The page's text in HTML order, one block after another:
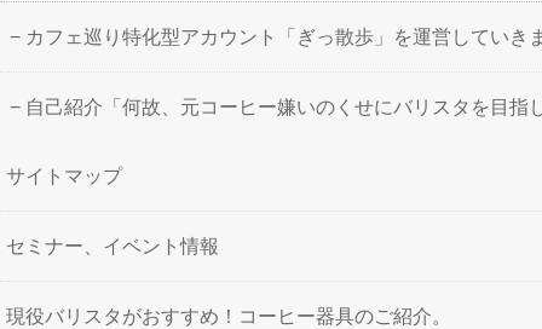
カフェ巡り特化型アカウント「ぎっ散歩」を運営していき
自己紹介「何故、元コーヒー嫌いのくせにバリスタを目指
サイトマップ
セミナー、イベント情報
現役バリスタがおすすめ！コーヒー器具のご紹介。